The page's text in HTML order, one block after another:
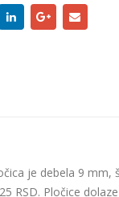
je debela 9
RSD. Pločice